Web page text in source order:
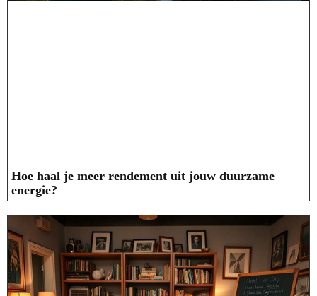
Hoe haal je meer rendement uit jouw duurzame
energie?